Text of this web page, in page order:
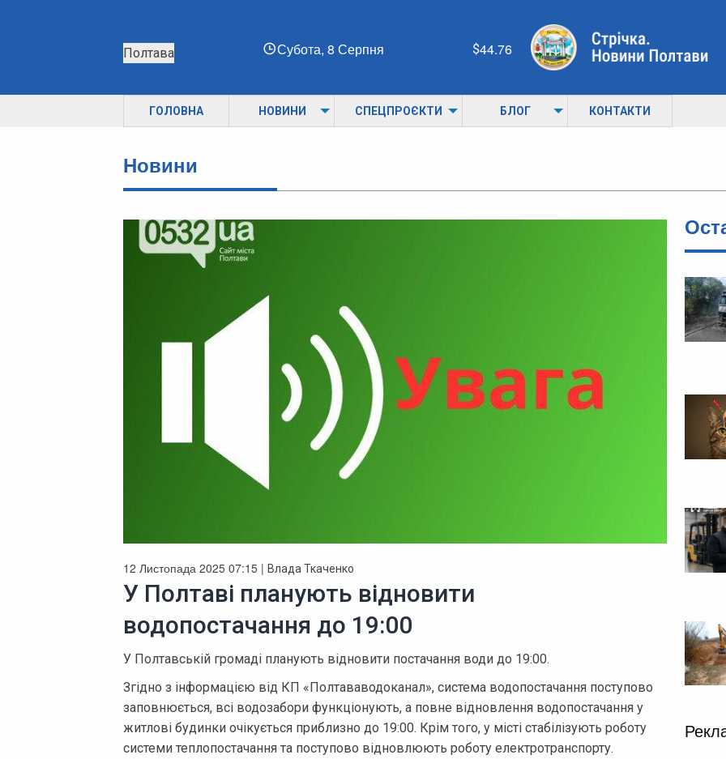
Полтава Субота, 8 Серпня 44.76
ГОЛОВНА НОВИНИ СПЕЦПРОЄКТИ БЛОГ КОНТАКТИ
Новини
12 Листопада 2025 07:15 | Влада Ткаченко
У Полтаві планують відновити
водопостачання до 19:00
У Полтавській громаді планують відновити постачання води до 19:00.
Згідно з інформацією від КП «Полтававодоканал», система водопостачання поступово
заповнюється, всі водозабори функціонують, а повне відновлення водопостачання у
житлові будинки очікується приблизно до 19:00. Крім того, у місті стабілізують роботу
системи теплопостачання та поступово відновлюють роботу електротранспорту.